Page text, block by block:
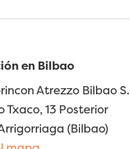
en Bilbao
Atrezzo Bilbao
Txaco, 13 Posterior
(Bilbao)